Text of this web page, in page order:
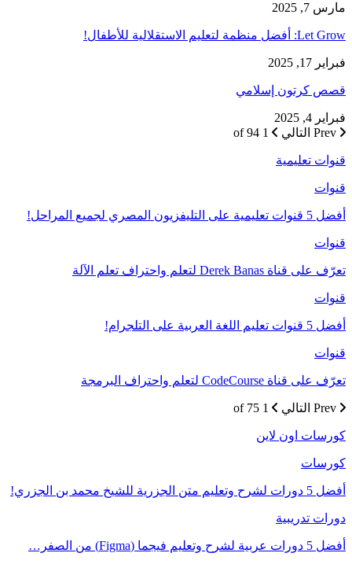
مارس 7, 2025
Let Grow: أفضل منظمة لتعليم الاستقلالية للأطفال!
فبراير 17, 2025
قصص كرتون إسلامي
فبراير 4, 2025
التالي 1 of 94
قنوات تعليمية
قنوات
أفضل 5 قنوات تعليمية على التليفزيون المصري لجميع المراحل!
قنوات
تعرّف على قناة Derek Banas لتعلم واحتراف تعلم الآلة
قنوات
أفضل 5 قنوات تعليم اللغة العربية على التلجرام!
قنوات
تعرّف على قناة CodeCourse لتعلم واحتراف البرمجة
التالي 1 of 75
كورسات اون لاين
كورسات
أفضل 5 دورات لشرح وتعليم متن الجزرية للشيخ محمد بن الجزري!
دورات تدريبية
أفضل 5 دورات عربية لشرح وتعليم فيجما (Figma) من الصفر…